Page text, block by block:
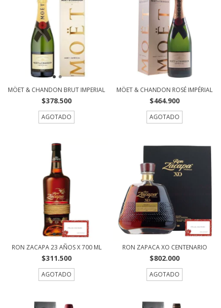
MÖET & CHANDON BRUT IMPERIAL
$378.500
AGOTADO
MÖET & CHANDON ROSÉ IMPÉRIAL
$464.900
AGOTADO
RON ZACAPA 23 AÑOS X 700 ML
$311.500
AGOTADO
RON ZAPACA XO CENTENARIO
$802.000
AGOTADO